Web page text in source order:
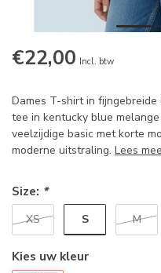
€22,00 Incl. btw
Dames T-shirt in fijngebreide
tee in kentucky blue
veelzijdige basic met korte
moderne uitstraling. Lees
Size: *
XS S M
Kies uw kleur